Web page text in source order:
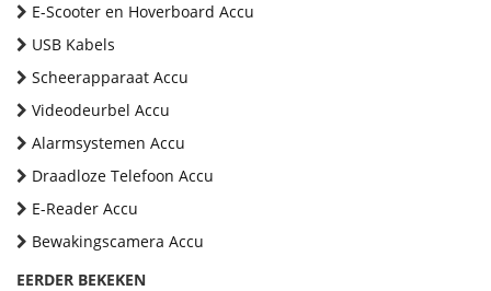
E-Scooter en Hoverboard Accu
USB Kabels
Scheerapparaat Accu
Videodeurbel Accu
Alarmsystemen Accu
Draadloze Telefoon Accu
E-Reader Accu
Bewakingscamera Accu
EERDER BEKEKEN